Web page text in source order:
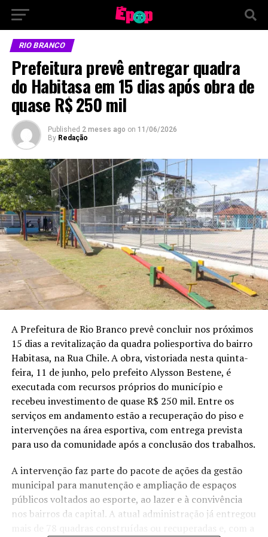
RIO BRANCO
Prefeitura prevê entregar quadra
do Habitasa em 15 dias após obra de
quase R$ 250 mil
Published 2 meses ago on 11/06/2026
By Redação
A Prefeitura de Rio Branco prevê concluir nos próximos
15 dias a revitalização da quadra poliesportiva do bairro
Habitasa, na Rua Chile. A obra, vistoriada nesta quinta-
feira, 11 de junho, pelo prefeito Alysson Bestene, é
executada com recursos próprios do município e
recebeu investimento de quase R$ 250 mil. Entre os
serviços em andamento estão a recuperação do piso e
intervenções na área esportiva, com entrega prevista
para uso da comunidade após a conclusão dos trabalhos.
A intervenção faz parte do pacote de ações da gestão
municipal para manutenção e ampliação de espaços
públicos voltados ao esporte, ao lazer e à convivência
nos bairros da capital. A atual administração já entregou